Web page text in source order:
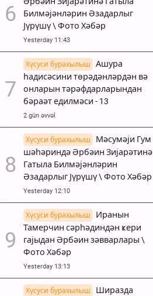
Билмәјәнләрин Әзадарлыг
Јүрүшү \ Фото Хәбәр
Yesterday 11:43
Хүсуси бурахылыш
Ашура
һадисәсини төрәдәнләрдән вә
онларын тәрәфдарларындан
бәраәт едилмәси - 13
2 gün əvvəl
Хүсуси бурахылыш
Мәсумәји Гум
шәһәриндә Әрбәин Зијарәтинә
Гатыла Билмәјәнләрин
Әзадарлыг Јүрүшү \ Фото Хәбәр
Yesterday 12:10
Хүсуси бурахылыш
Иранын
Тамерчин сәрһәдиндән ҝери
гајыдан Әрбәин зәвварлары \
Фото Хәбәр
Yesterday 13:13
Хүсуси бурахылыш
Ширазда